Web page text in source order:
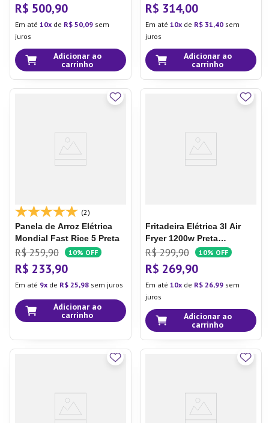
R$ 500,90
Em até 10 de R$ 50,09 sem
juros
Adicionar ao
carrinho
R$ 314,00
Em até 10 de R$ 31,40 sem
juros
Adicionar ao
carrinho
(2)
Panela de Arroz Elétrica
Mondial Fast Rice 5 Preta
R$ 259,90 10% OFF
R$ 233,90
Em até 9 de R$ 25,98 sem juros
Adicionar ao
carrinho
Fritadeira Elétrica 3l Air
Fryer 1200w Preta
GO250/GO251 - Multi
R$ 299,90 10% OFF
R$ 269,90
Em até 10 de R$ 26,99 sem
juros
Adicionar ao
carrinho